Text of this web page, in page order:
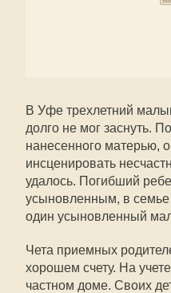
В Уфе трехлетний
долго не мог заснуть.
нанесенного матерью,
инсценировать
удалось. Погибший
усыновленным, в
один усыновленный
Чета приемных
хорошем счету. На
частном доме. Своих